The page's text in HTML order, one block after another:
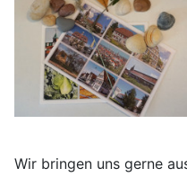
Wir bringen uns gerne